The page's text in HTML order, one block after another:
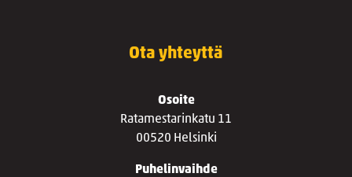
Ota yhteyttä
Osoite
Ratamestarinkatu 11
00520 Helsinki
Puhelinvaihde